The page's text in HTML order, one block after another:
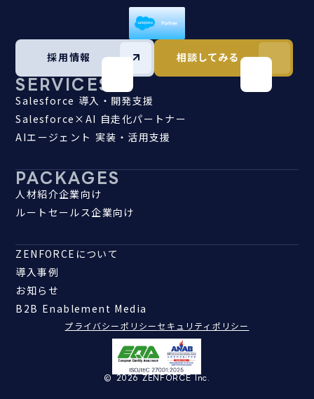
SERVICES
Salesforce 導入・開発支援
Salesforce×AI 自走化パートナー
AIエージェント 実装・活用支援
PACKAGES
人材紹介企業向け
ルートセールス企業向け
ZENFORCEについて
導入事例
お知らせ
B2B Enablement Media
採用情報 相談してみる
© 2026 ZENFORCE Inc.
プライバシーポリシーセキュリティポリシー